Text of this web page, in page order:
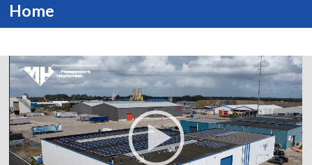
Home
V
i
d
e
o
s